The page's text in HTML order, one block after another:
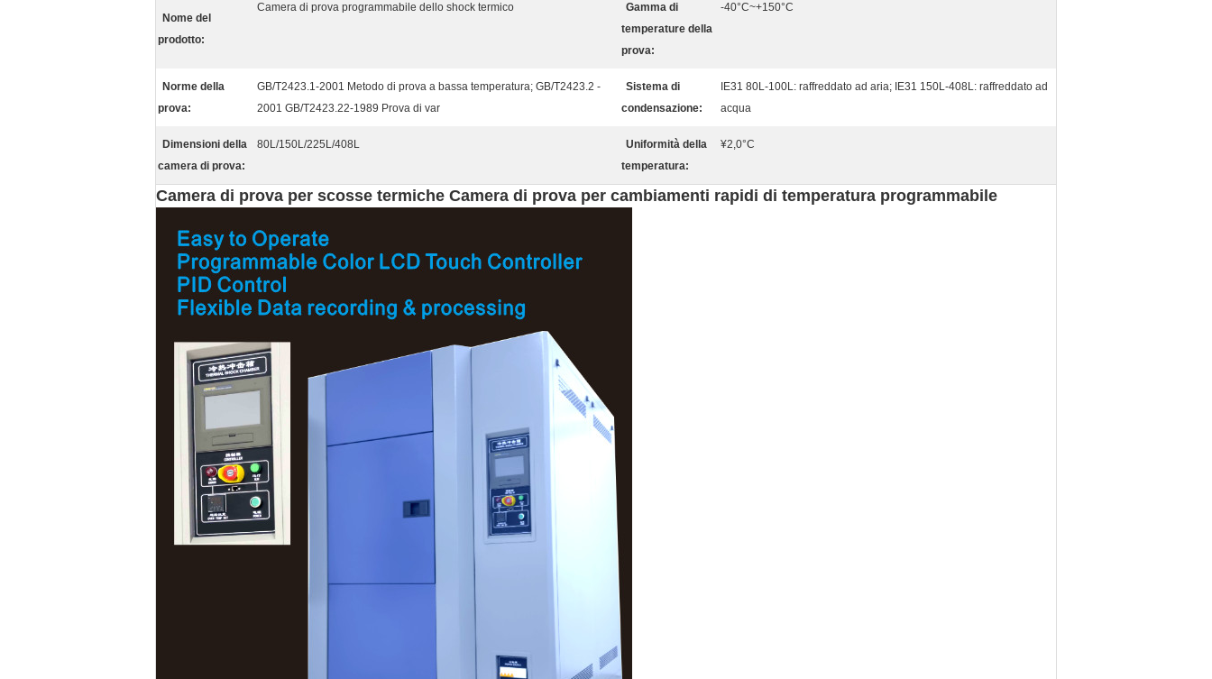
Nome del
prodotto:
Camera di prova programmabile dello shock termico
Gamma di
temperature della
prova:
-40°C~+150°C
Norme della
prova:
GB/T2423.1-2001 Metodo di prova a bassa temperatura; GB/T2423.2 -
2001 GB/T2423.22-1989 Prova di var
Sistema di
condensazione:
IE31 80L-100L: raffreddato ad aria; IE31 150L-408L: raffreddato ad
acqua
Dimensioni della
camera di prova:
80L/150L/225L/408L
Uniformità della
temperatura:
¥2,0°C
Camera di prova per scosse termiche Camera di prova per cambiamenti rapidi di temperatura programmabile